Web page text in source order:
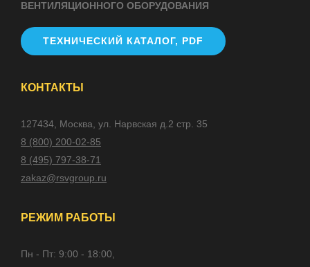
ВЕНТИЛЯЦИОННОГО ОБОРУДОВАНИЯ
ТЕХНИЧЕСКИЙ КАТАЛОГ, PDF
КОНТАКТЫ
127434, Москва, ул. Нарвская д.2 стр. 35
8 (800) 200-02-85
8 (495) 797-38-71
zakaz@rsvgroup.ru
РЕЖИМ РАБОТЫ
Пн - Пт: 9:00 - 18:00,